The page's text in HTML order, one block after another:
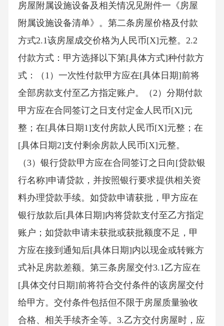
房屋附属设施设备及相关情况见附件一《房屋
附属设施设备清单》。第二条房屋价格及付款
方式2.1该房屋成交价格为人民币[X]元整。2.2
付款方式：甲方选择以下第[具体方式]种付款方
式：（1）一次性付款甲方应在[具体日期]前将
全部房款支付至乙方指定账户。（2）分期付款
甲方应在合同签订之日支付定金人民币[X]元
整；在[具体日期1]支付房款人民币[X]元整；在
[具体日期2]支付剩余房款人民币[X]元整。
（3）银行贷款甲方应在合同签订之日向[贷款银
行名称]申请贷款，并按照银行要求提供相关资
料办理贷款手续。如贷款申请获批，甲方应在
银行放款后[具体日期]内将贷款支付至乙方指定
账户；如贷款申请未获批或获批额度不足，甲
方应在接到通知后[具体日期]内以现金或转账方
式补足房款差额。第三条房屋交付3.1乙方应在
[具体交付日期]前将符合交付条件的该房屋交付
给甲方。交付条件包括但不限于房屋质量验收
合格、相关手续齐全等。3.乙方交付房屋时，应